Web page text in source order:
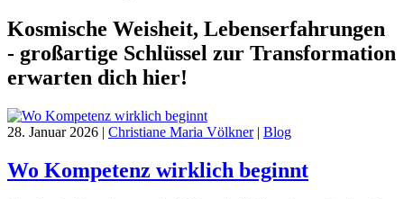
Kosmische Weisheit, Lebenserfahrungen
- großartige Schlüssel zur Transformation
erwarten dich hier!
28. Januar 2026 | Christiane Maria Völkner| Blog
Wo Kompetenz wirklich beginnt